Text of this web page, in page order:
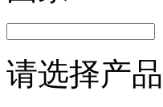
请选择产品